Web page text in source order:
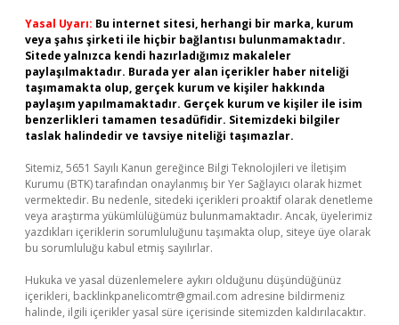
Yasal Uyarı: Bu internet sitesi, herhangi bir marka, kurum
veya şahıs şirketi ile hiçbir bağlantısı bulunmamaktadır.
Sitede yalnızca kendi hazırladığımız makaleler
paylaşılmaktadır. Burada yer alan içerikler haber niteliği
taşımamakta olup, gerçek kurum ve kişiler hakkında
paylaşım yapılmamaktadır. Gerçek kurum ve kişiler ile isim
benzerlikleri tamamen tesadüfidir. Sitemizdeki bilgiler
taslak halindedir ve tavsiye niteliği taşımazlar.
Sitemiz, 5651 Sayılı Kanun gereğince Bilgi Teknolojileri ve İletişim
Kurumu (BTK) tarafından onaylanmış bir Yer Sağlayıcı olarak hizmet
vermektedir. Bu nedenle, sitedeki içerikleri proaktif olarak denetleme
veya araştırma yükümlülüğümüz bulunmamaktadır. Ancak, üyelerimiz
yazdıkları içeriklerin sorumluluğunu taşımakta olup, siteye üye olarak
bu sorumluluğu kabul etmiş sayılırlar.
Hukuka ve yasal düzenlemelere aykırı olduğunu düşündüğünüz
içerikleri, backlinkpanelicomtr@gmail.com adresine bildirmeniz
halinde, ilgili içerikler yasal süre içerisinde sitemizden kaldırılacaktır.